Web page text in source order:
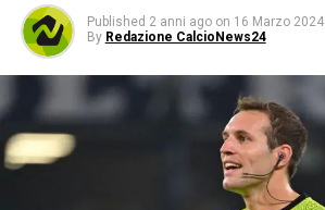
Published 2 anni ago on 16 Marzo 2024
By Redazione CalcioNews24